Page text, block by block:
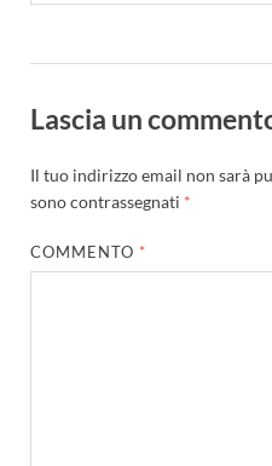
Lascia un
Il tuo indirizzo email non sarà
sono contrassegnati *
COMMENTO *